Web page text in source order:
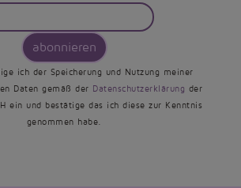
abonnieren
ich der Speicherung und Nutzung meiner
Daten gemäß der Datenschutzerklärung der
ein und bestätige das ich diese zur Kenntnis
genommen habe.